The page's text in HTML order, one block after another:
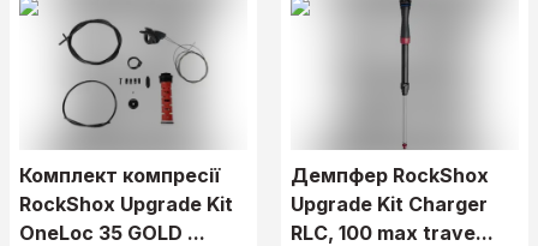
Комплект компресії
RockShox Upgrade Kit
OneLoc 35 GOLD ...
Демпфер RockShox
Upgrade Kit Charger
RLC, 100 max trave...